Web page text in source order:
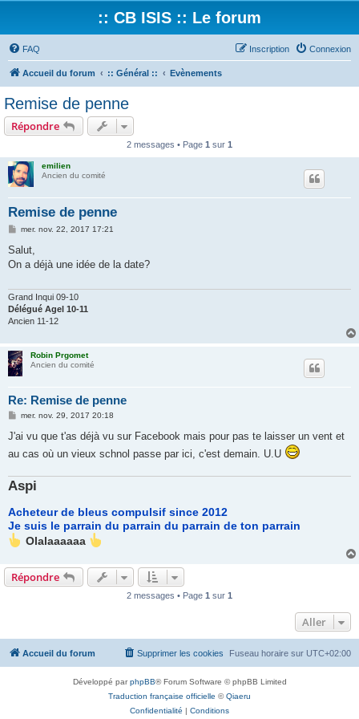
:: CB ISIS :: Le forum
FAQ Connexion
Inscription
Accueil du forum :: Général :: Evènements
Remise de penne
Répondre
2 messages • Page 1 sur 1
emilien
Ancien du comité
Remise de penne
M
s
a
mer. nov. 22, 2017 17:21
Salut,
On a déjà une idée de la date?
Grand Inqui 09-10
Délégué Agel 10-11
Ancien 11-12
Robin Prgomet
Ancien du comité
Re: Remise de penne
M
s
a
mer. nov. 29, 2017 20:18
J'ai vu que t'as déjà vu sur Facebook mais pour pas te laisser un vent et
au cas où un vieux schnol passe par ici, c'est demain. U.U
Aspi
Acheteur de bleus compulsif since 2012
Je suis le parrain du parrain du parrain de ton parrain
Olalaaaaaa
Répondre
2 messages • Page 1 sur 1
Aller
Accueil du forum Fuseau horaire sur UTC+02:00
Supprimer les cookies
Développé parphpBB® Forum Software © phpBB Limited
Traduction française officielle ©Qiaeru
Confidentialité | Conditions